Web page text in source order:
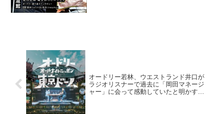
オードリー若林、ウエストランド井口が
ラジオリスナーで過去に「岡田マネージ
ャー」に会って感動していたと明かす